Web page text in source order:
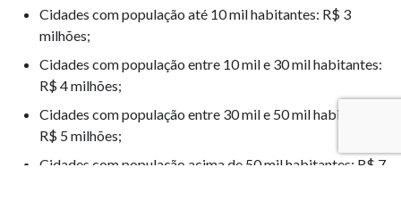
Cidades com população até 10 mil habitantes: R$ 3
milhões;
Cidades com população entre 10 mil e 30 mil habitantes:
R$ 4 milhões;
Cidades com população entre 30 mil e 50 mil habitantes:
R$ 5 milhões;
Cidades com população acima de 50 mil habitantes: R$ 7